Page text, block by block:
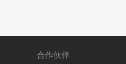
合作伙伴